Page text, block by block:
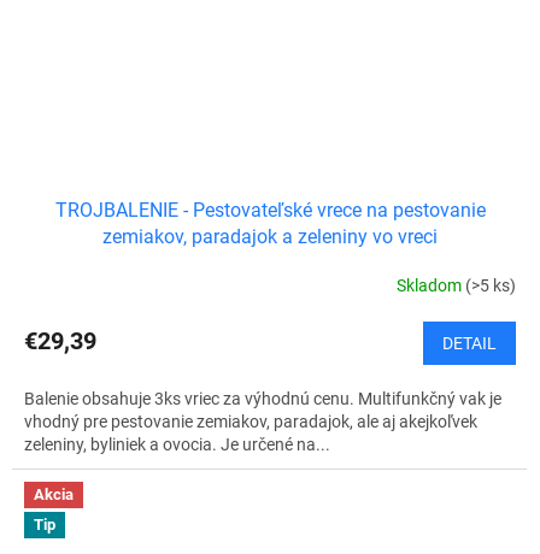
TROJBALENIE - Pestovateľské vrece na pestovanie
zemiakov, paradajok a zeleniny vo vreci
Skladom (>5 ks)
€29,39 DETAIL
Balenie obsahuje 3ks vriec za výhodnú cenu. Multifunkčný vak je
vhodný pre pestovanie zemiakov, paradajok, ale aj akejkoľvek
zeleniny, byliniek a ovocia. Je určené na...
Akcia
Tip